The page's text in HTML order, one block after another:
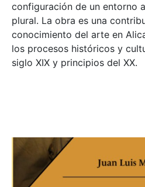
configuración de un entorno
plural. La obra es una
conocimiento del arte en
los procesos históricos y
siglo XIX y principios del XX.